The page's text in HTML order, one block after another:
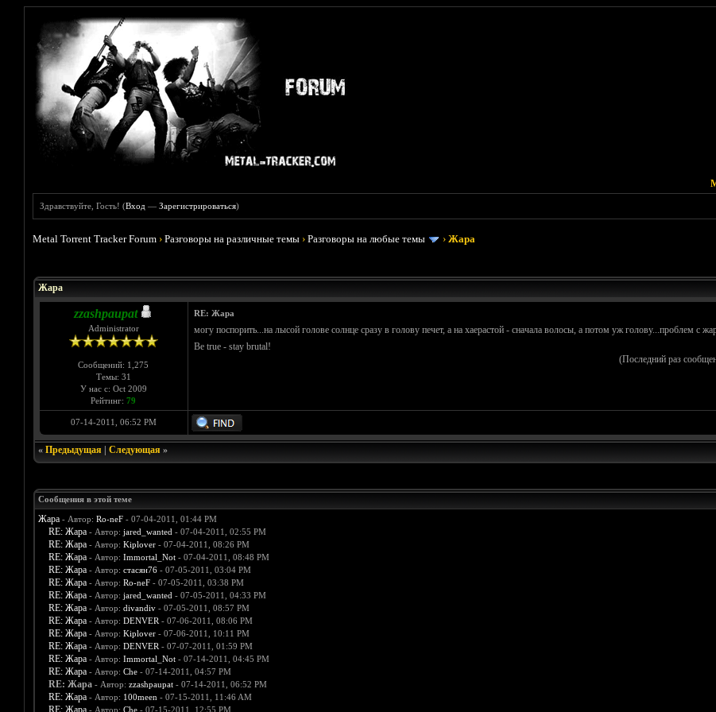
Здравствуйте, Гость! (Вход —Зарегистрироваться)
Metal Torrent Tracker Forum ›Разговоры на различные темы ›Разговоры на любые темы ›Жара
Жара
zzashpaupat
Administrator
Сообщений: 1,275
Темы: 31
У нас с: Oct 2009
Рейтинг: 79
RE: Жара
могу поспорить...на лысой голове солнце сразу в голову печет, а на хаерастой - сначала волосы, а потом уж голову...проблем с
Be true - stay brutal!
(Последний раз
07-14-2011, 06:52 PM
« Предыдущая| Следующая»
Сообщения в этой теме
Жара - Автор: Ro-neF- 07-04-2011, 01:44 PM
RE: Жара - Автор: jared_wanted - 07-04-2011, 02:55 PM
RE: Жара - Автор: Kiplover- 07-04-2011, 08:26 PM
RE: Жара - Автор: Immortal_Not- 07-04-2011, 08:48 PM
RE: Жара - Автор: стасян76- 07-05-2011, 03:04 PM
RE: Жара - Автор: Ro-neF- 07-05-2011, 03:38 PM
RE: Жара - Автор: jared_wanted - 07-05-2011, 04:33 PM
RE: Жара - Автор: divandiv- 07-05-2011, 08:57 PM
RE: Жара - Автор: DENVER - 07-06-2011, 08:06 PM
RE: Жара - Автор: Kiplover- 07-06-2011, 10:11 PM
RE: Жара - Автор: DENVER - 07-07-2011, 01:59 PM
RE: Жара - Автор: Immortal_Not- 07-14-2011, 04:45 PM
RE: Жара - Автор: Che- 07-14-2011, 04:57 PM
RE: Жара - Автор: zzashpaupat- 07-14-2011, 06:52 PM
RE: Жара - Автор: 100meen - 07-15-2011, 11:46 AM
RE: Жара - Автор: Che- 07-15-2011, 12:55 PM